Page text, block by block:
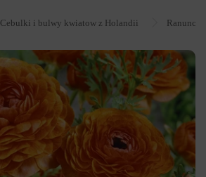
Cebulki i bulwy kwiatow z Holandii